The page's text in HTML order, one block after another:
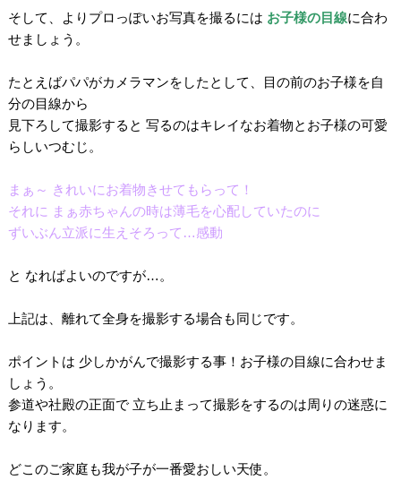
そして、よりプロっぽいお写真を撮るには お子様の目線に合わ
せましょう。
たとえばパパがカメラマンをしたとして、目の前のお子様を自
分の目線から
見下ろして撮影すると 写るのはキレイなお着物とお子様の可愛
らしいつむじ。
まぁ～ きれいにお着物きせてもらって！
それに まぁ赤ちゃんの時は薄毛を心配していたのに
ずいぶん立派に生えそろって…感動
と なればよいのですが…。
上記は、離れて全身を撮影する場合も同じです。
ポイントは 少しかがんで撮影する事！お子様の目線に合わせま
しょう。
参道や社殿の正面で 立ち止まって撮影をするのは周りの迷惑に
なります。
どこのご家庭も我が子が一番愛おしい天使。